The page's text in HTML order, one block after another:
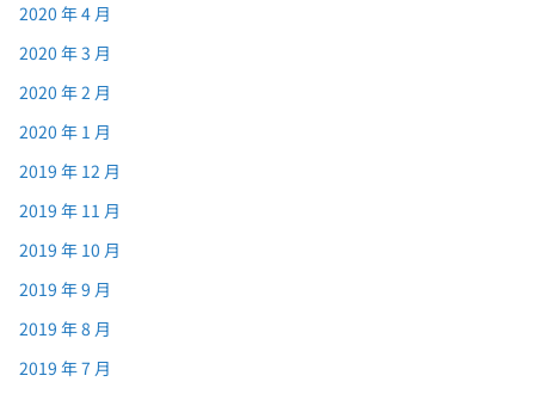
2020 年 4 月
2020 年 3 月
2020 年 2 月
2020 年 1 月
2019 年 12 月
2019 年 11 月
2019 年 10 月
2019 年 9 月
2019 年 8 月
2019 年 7 月